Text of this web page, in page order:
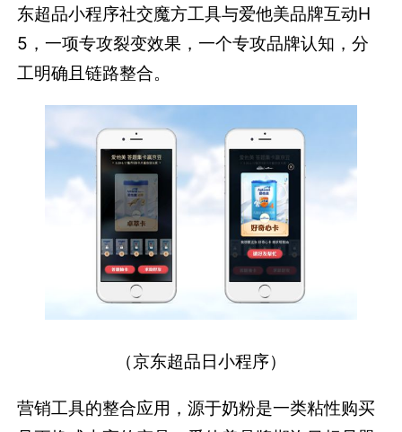
东超品小程序社交魔方工具与爱他美品牌互动H
5，一项专攻裂变效果，一个专攻品牌认知，分
工明确且链路整合。
（京东超品日小程序）
营销工具的整合应用，源于奶粉是一类粘性购买